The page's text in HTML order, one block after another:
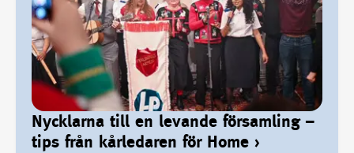
Nycklarna till en levande församling –
tips från kårledaren för Home ›